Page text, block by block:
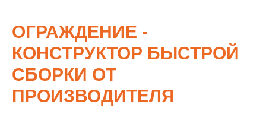
ОГРАЖДЕНИЕ -
КОНСТРУКТОР БЫСТРОЙ
СБОРКИ ОТ
ПРОИЗВОДИТЕЛЯ